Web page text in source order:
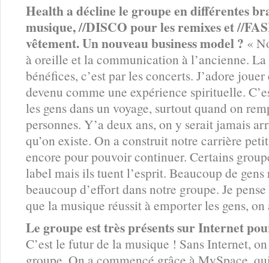
Health a décline le groupe en différentes
musique, //DISCO pour les remixes et //
vêtement. Un nouveau business model ? «
à oreille et la communication à l’ancienne.
bénéfices, c’est par les concerts. J’adore
devenu comme une expérience spirituelle.
les gens dans un voyage, surtout quand on
personnes. Y’a deux ans, on y serait jamais
qu’on existe. On a construit notre carrière
encore pour pouvoir continuer. Certains
label mais ils tuent l’esprit. Beaucoup de gens
beaucoup d’effort dans notre groupe. Je
que la musique réussit à emporter les gens, on
Le groupe est très présents sur Internet
C’est le futur de la musique ! Sans Internet,